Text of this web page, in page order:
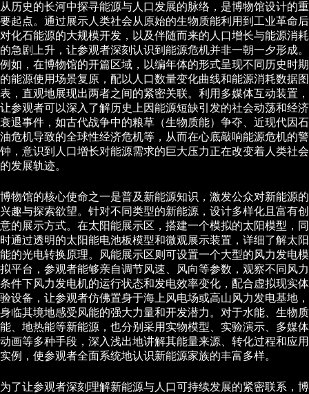
从历史的长河中探寻能源与人口发展的脉络，是博物馆设计的重
要起点。通过展示人类社会从原始的生物质能利用到工业革命后
对化石能源的大规模开发，以及伴随而来的人口增长与能源消耗
的急剧上升，让参观者深刻认识到能源危机并非一朝一夕形成。
例如，在博物馆的开篇区域，以编年体的形式呈现不同历史时期
的能源使用场景复原，配以人口数量变化曲线和能源消耗数据图
表，直观地展现出两者之间的紧密关联。利用多媒体互动装置，
让参观者可以深入了解历史上因能源短缺引发的社会动荡和经济
衰退事件，如古代战争中的粮草（生物质能）争夺、近现代因石
油危机导致的全球性经济危机等，从而在心底敲响能源危机的警
钟，意识到人口增长对能源需求的巨大压力正在改变着人类社会
的发展轨迹。
博物馆的核心使命之一是普及新能源知识，激发公众对新能源的
兴趣与探索欲望。针对不同类型的新能源，设计多样化且富有创
意的展示方式。在太阳能展示区，搭建一个模拟的太阳模型，同
时通过透明的太阳能电池板模型和微观展示装置，详细了解太阳
能的光电转换原理。风能展示区则可设置一个大型的风力发电模
拟平台，参观者能够亲自调节风速、风向等参数，观察不同风力
条件下风力发电机的运行状态和发电效率变化，配合虚拟现实体
验设备，让参观者仿佛置身于海上风电场或高山风力发电基地，
身临其境地感受风能的强大力量和开发潜力。对于水能、生物质
能、地热能等新能源，也分别采用实物模型、实验演示、多媒体
动画等多种手段，深入浅出地讲解其能量来源、转化过程和应用
实例，使参观者全面系统地认识新能源家族的丰富多样。
为了让参观者深刻理解新能源与人口可持续发展的紧密联系，博